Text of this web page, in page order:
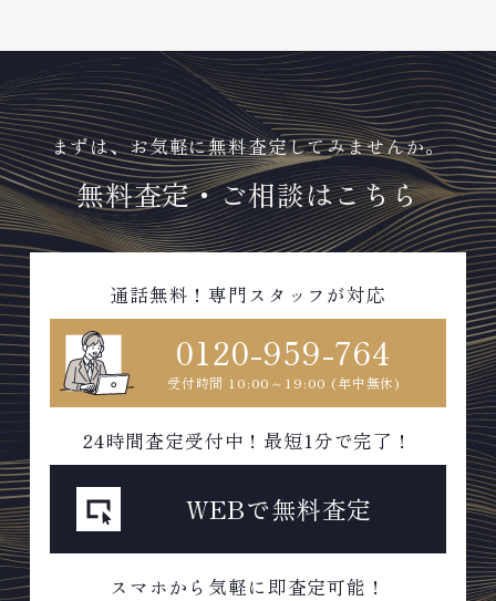
まずは、お気軽に無料査定してみませんか。
無料査定・ご相談はこちら
通話無料！専門スタッフが対応
0120-959-764
受付時間 10:00～19:00 (年中無休)
24時間査定受付中！最短1分で完了！
WEBで無料査定
スマホから気軽に即査定可能！